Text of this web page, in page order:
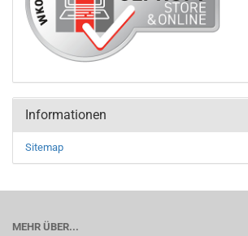
Informationen
Sitemap
MEHR ÜBER...